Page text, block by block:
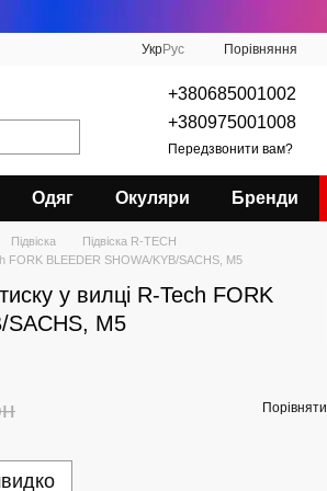
УкрРус Порівняння
+380685001002
+380975001008
Передзвонити вам?
Одяг Окуляри Бренди
Підвіска
Підвіска R-TECH
FORK BLEEDER SHOWA/KYB/SACHS, M5
у вилці R-Tech FORK
SACHS, M5
Порівняти